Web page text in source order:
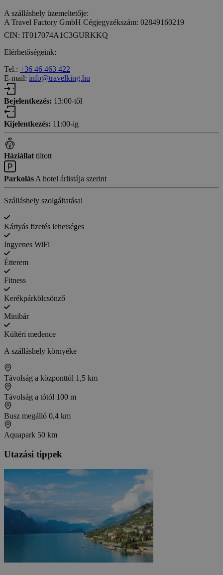
A szálláshely üzemeltetője:
A Travel Factory GmbH Cégjegyzékszám: 02849160219
CIN: IT017074A1C3GURKKQ
Elérhetőségeink:
Tel.: +36 46 463 422
E-mail: info@travelking.hu
Bejelentkezés: 13:00-től
Kijelentkezés: 11:00-ig
Háziállat tiltott
Parkolás A hotel árlistája szerint
Szálláshely szolgáltatásai
Kártyás fizetés lehetséges
Ingyenes WiFi
Étterem
Fitness
Kerékpárkölcsönző
Minibár
Kültéri medence
A szálláshely környéke
Távolság a központtól 1,5 km
Távolság a tótól 100 m
Busz megálló 0,4 km
Aquapark 50 km
Utazási tippek